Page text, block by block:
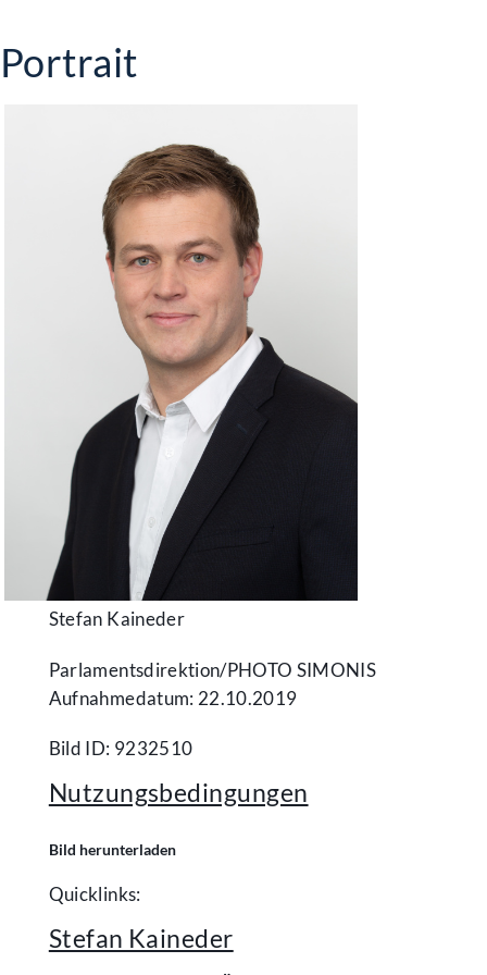
Portrait
Stefan Kaineder
Parlamentsdirektion/​PHOTO SIMONIS
Aufnahmedatum: 22.10.2019
Bild ID: 9232510
Nutzungsbedingungen
Bild herunterladen
Quicklinks:
Stefan Kaineder